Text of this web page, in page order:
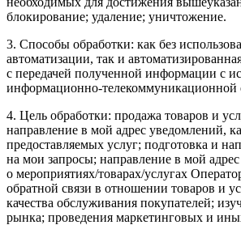
блокирование; удаление; уничтожение.
3. Способы обработки: как без
автоматизации, так и
с передачей полученной информации с
информационно-телекоммуникационной
4. Цель обработки: продажа товаров и
направление в мой адрес уведомлений,
предоставляемых услуг; подготовка и
на мои запросы; направление в мой
о мероприятиях/товарах/услугах
обратной связи в отношении товаров и
качества обслуживания покупателей;
рынка; проведения маркетинговых и